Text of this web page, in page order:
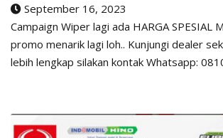
September 16, 2023
Campaign Wiper lagi ada HARGA SPESIAL
promo menarik lagi loh.. Kunjungi dealer
lebih lengkap silakan kontak Whatsapp: